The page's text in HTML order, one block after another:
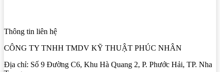
Thông tin liên hệ
CÔNG TY TNHH TMDV KỸ THUẬT PHÚC NHÂN
Địa chỉ: Số 9 Đường C6, Khu Hà Quang 2, P. Phước Hải, TP. Nha